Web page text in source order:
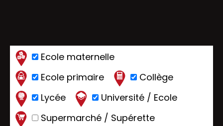
Ecole maternelle
Ecole primaire
Collège
Lycée
Université / Ecole
Supermarché / Supérette